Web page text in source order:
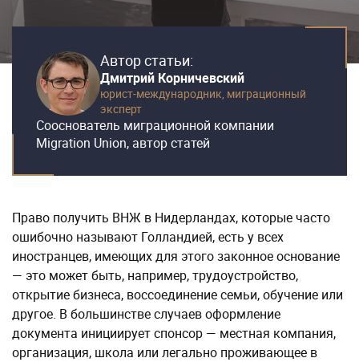
Автор статьи:
Дмитрий Корничевский
юрист-международник, миграционный
эксперт
Сооснователь миграционной компании
Migration Union, автор статей
Право получить ВНЖ в Нидерландах, которые часто
ошибочно называют Голландией, есть у всех
иностранцев, имеющих для этого законное основание
— это может быть, например, трудоустройство,
открытие бизнеса, воссоединение семьи, обучение или
другое. В большинстве случаев оформление
документа инициирует спонсор — местная компания,
организация, школа или легально проживающее в